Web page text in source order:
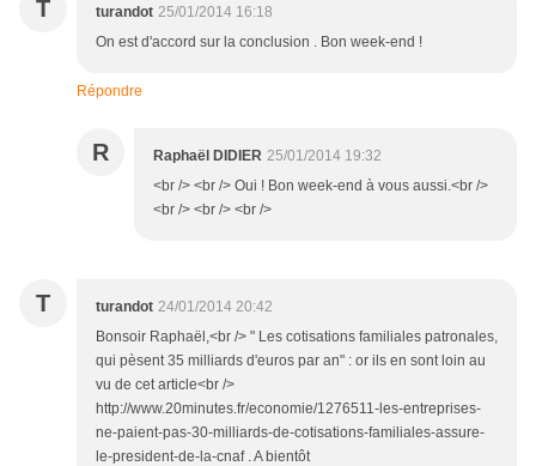
T turandot 25/01/2014 16:18
On est d'accord sur la conclusion . Bon week-end !
Répondre
R Raphaël DIDIER 25/01/2014 19:32
<br /> <br /> Oui ! Bon week-end à vous aussi.<br />
<br /> <br /> <br />
T turandot 24/01/2014 20:42
Bonsoir Raphaël,<br /> " Les cotisations familiales patronales,
qui pèsent 35 milliards d'euros par an" : or ils en sont loin au
vu de cet article<br />
http://www.20minutes.fr/economie/1276511-les-entreprises-
ne-paient-pas-30-milliards-de-cotisations-familiales-assure-
le-president-de-la-cnaf . A bientôt